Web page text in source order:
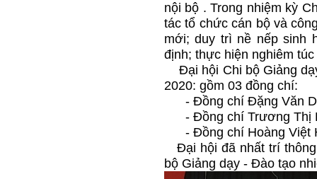
nội bộ . Trong nhiệm kỳ
tác tổ chức cán bộ và
mới; duy trì nề nếp sinh
định; thực hiện nghiêm
Đại hội Chi bộ Giảng
2020: gồm 03 đồng chí:
- Đồng chí Đặng Văn
- Đồng chí Trương Thị
- Đồng chí Hoàng Việt
Đại hội đã nhất trí
bộ Giảng dạy - Đào tạo